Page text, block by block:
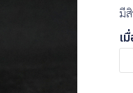
มี
เ